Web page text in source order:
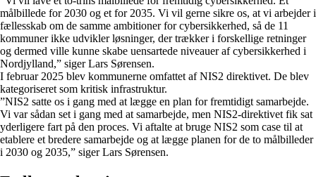
målbillede for 2030 og et for 2035. Vi vil gerne sikre os, at vi arbejder i
fællesskab om de samme ambitioner for cybersikkerhed, så de 11
kommuner ikke udvikler løsninger, der trækker i forskellige retninger
og dermed ville kunne skabe uensartede niveauer af cybersikkerhed i
Nordjylland,” siger Lars Sørensen.
I februar 2025 blev kommunerne omfattet af NIS2 direktivet. De blev
kategoriseret som kritisk infrastruktur.
”NIS2 satte os i gang med at lægge en plan for fremtidigt samarbejde.
Vi var sådan set i gang med at samarbejde, men NIS2-direktivet fik sat
yderligere fart på den proces. Vi aftalte at bruge NIS2 som case til at
etablere et bredere samarbejde og at lægge planen for de to målbilleder
i 2030 og 2035,” siger Lars Sørensen.